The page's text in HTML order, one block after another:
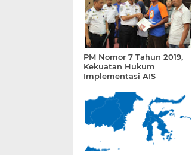
PM Nomor 7 Tahun 2019,
Kekuatan Hukum
Implementasi AIS